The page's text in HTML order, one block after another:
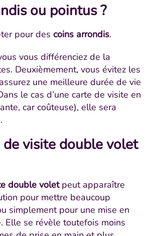
ou pointus ?
pour des coins arrondis.
vous différenciez de la
Deuxièmement, vous évitez les
une meilleure durée de vie
le cas d’une carte de visite en
car coûteuse), elle sera
de visite double volet
double voletpeut apparaître
pour mettre beaucoup
simplement pour une mise en
Elle se révèle toutefois moins